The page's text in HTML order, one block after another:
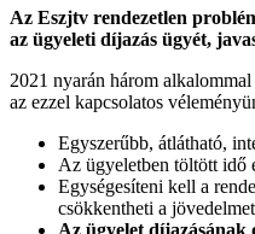
Az Eszjtv rendezetlen
az ügyeleti díjazás ügyét,
2021 nyarán három
az ezzel kapcsolatos
Egyszerűbb, átlátható,
Az ügyeletben töltött idő
Egységesíteni kell a
csökkentheti a